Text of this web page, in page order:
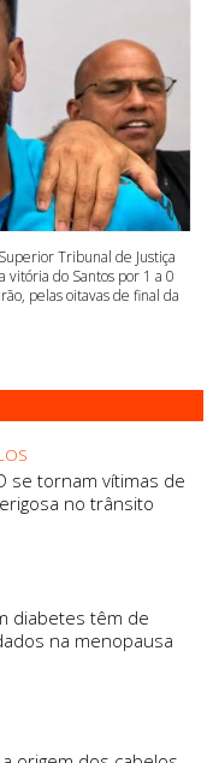
Tribunal de Justiça
vitória do Santos por 1 a 0
pelas oitavas de final da
se tornam vítimas de
no trânsito
diabetes têm de
na menopausa